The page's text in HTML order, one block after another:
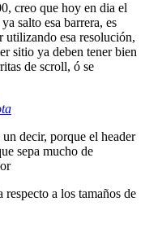
creo que hoy en dia el
salto esa barrera, es
utilizando esa resolución,
sitio ya deben tener bien
de scroll, ó se
decir, porque el header
sepa mucho de
a los tamaños de